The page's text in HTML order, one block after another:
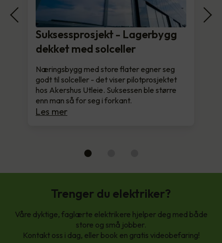
Suksessprosjekt - Lagerbygg
dekket med solceller
Næringsbygg med store flater egner seg
godt til solceller - det viser pilotprosjektet
hos Akershus Utleie. Suksessen ble større
enn man så for seg i forkant.
Les mer
Trenger du elektriker?
Våre dyktige, faglærte elektrikere hjelper deg med både
store og små jobber.
Kontakt oss i dag, eller book en gratis videobefaring!